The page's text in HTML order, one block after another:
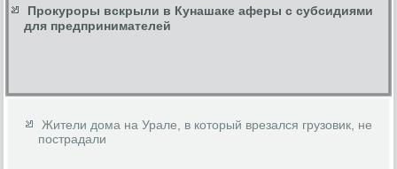
Прокуроры вскрыли в Кунашаке аферы с субсидиями
для предпринимателей
Жители дома на Урале, в который врезался грузовик, не
пострадали